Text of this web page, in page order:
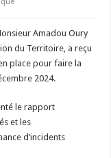
Amadou Oury
du Territoire, a reçu
place pour faire la
2024.
le rapport
et les
d’incidents